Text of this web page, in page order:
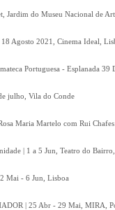
Jardim do Museu Nacional de
Agosto 2021, Cinema Ideal,
Portuguesa - Esplanada 39
julho, Vila do Conde
Maria Martelo com Rui
| 1 a 5 Jun, Teatro do
Mai - 6 Jun, Lisboa
| 25 Abr - 29 Mai, MIRA,